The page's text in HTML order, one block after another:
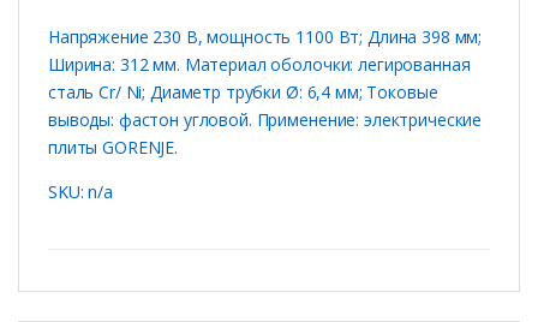
Напряжение 230 В, мощность 1100 Вт; Длина 398 мм;
Ширина: 312 мм. Материал оболочки: легированная
сталь Cr/ Ni; Диаметр трубки Ø: 6,4 мм; Токовые
выводы: фастон угловой. Применение: электрические
плиты GORENJE.
SKU: n/a